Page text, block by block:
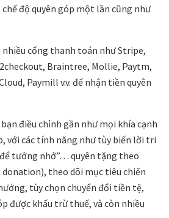
độ quyên góp một lần cũng như
cổng thanh toán như Stripe,
Braintree, Mollie, Paytm,
Paymill v.v. để nhận tiền quyên
điều chỉnh gần như mọi khía cạnh
với các tính năng như tùy biến lời tri
tưởng nhớ”… quyên tặng theo
theo dõi mục tiêu chiến
tùy chọn chuyển đổi tiền tệ,
được khấu trừ thuế, và còn nhiều